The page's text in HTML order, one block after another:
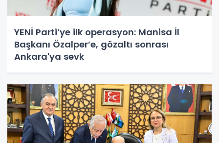
YENİ Parti’ye ilk operasyon: Manisa İl
Başkanı Özalper’e, gözaltı sonrası
Ankara'ya sevk